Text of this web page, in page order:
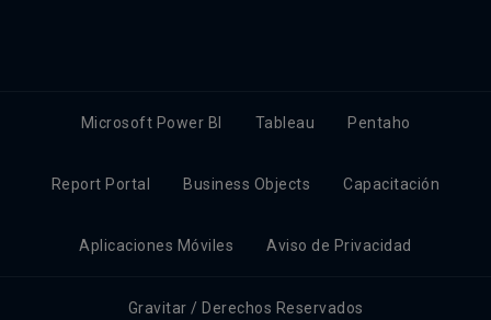
Microsoft Power BI Tableau Pentaho
Report Portal Business Objects Capacitación
Aplicaciones Móviles Aviso de Privacidad
Gravitar / Derechos Reservados